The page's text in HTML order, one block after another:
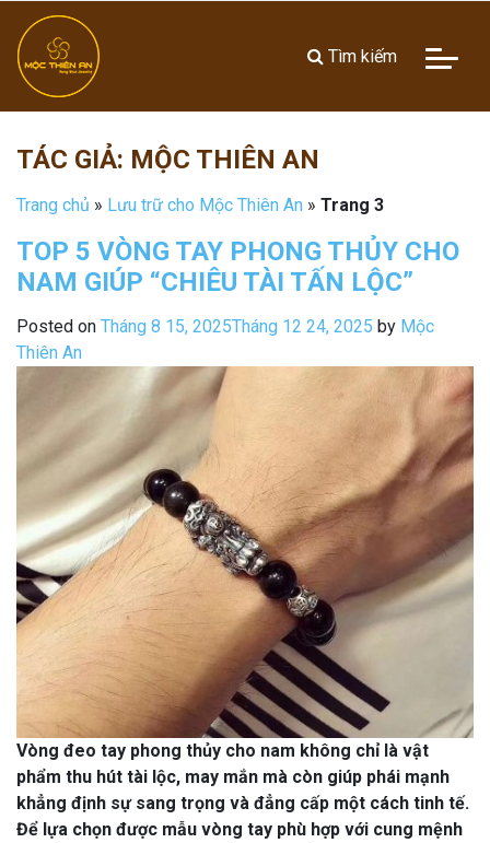
Tìm kiếm
TÁC GIẢ: MỘC THIÊN AN
Trang chủ » Lưu trữ cho Mộc Thiên An » Trang 3
TOP 5 VÒNG TAY PHONG THỦY CHO
NAM GIÚP “CHIÊU TÀI TẤN LỘC”
Posted on Tháng 8 15, 2025Tháng 12 24, 2025 by Mộc
Thiên An
Vòng đeo tay phong thủy cho nam không chỉ là vật
phẩm thu hút tài lộc, may mắn mà còn giúp phái mạnh
khẳng định sự sang trọng và đẳng cấp một cách tinh tế.
Để lựa chọn được mẫu vòng tay phù hợp với cung mệnh